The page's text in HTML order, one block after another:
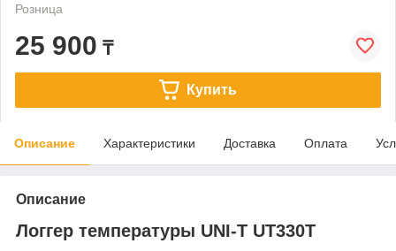
Розница
25 900 ₸
Купить
Описание Характеристики Доставка Оплата
Описание
Логгер температуры UNI-T UT330T